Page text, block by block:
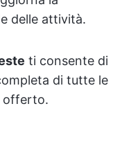
delle attività.
ti consente di
di tutte le
offerto.